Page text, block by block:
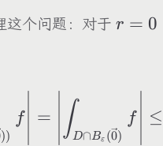
这个问题：对于 r=0
r = 0
\left|\int_Df-
))
f = ∫D∩Bε (0)
f ≤